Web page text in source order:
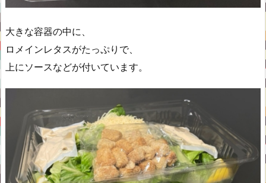
大きな容器の中に、
ロメインレタスがたっぷりで、
上にソースなどが付いています。